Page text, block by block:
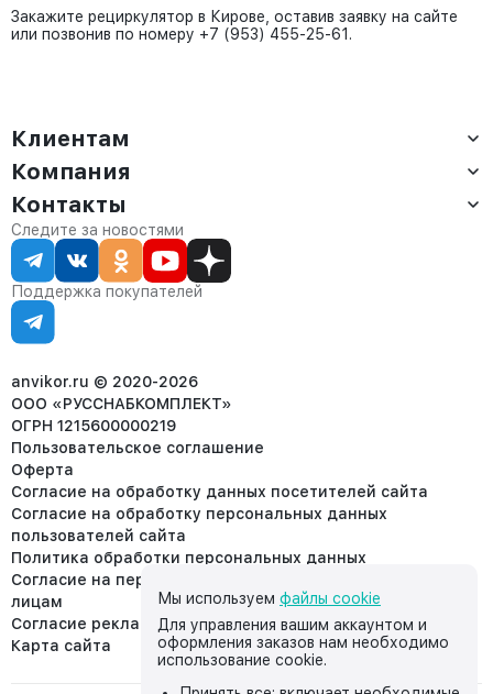
Закажите рециркулятор в Кирове, оставив заявку на сайте
или позвонив по номеру +7 (953) 455-25-61.
Клиентам
Доставка
Оплата
Сервис
Статус заказа
Статьи
Компания
О компании
Контакты
Партнёрам
Контакты
Отдел продаж:
8 (800) 234-22-62
corp@anvikor.ru
Ежедневно, с 7:00-19:00 (МСК)
Отдел рекламации:
8 (953) 455-25-61
Следите за новостями
Поддержка покупателей
anvikor.ru © 2020-2026
ООО «РУССНАБКОМПЛЕКТ»
ОГРН 1215600000219
Пользовательское соглашение
Оферта
Согласие на обработку данных посетителей сайта
Согласие на обработку персональных данных
пользователей сайта
Политика обработки персональных данных
Согласие на передачу персональных данных третьим
лицам
Согласие реклама
Карта сайта
Мы используем файлы cookie
Для управления вашим аккаунтом и
оформления заказов нам необходимо
использование cookie.